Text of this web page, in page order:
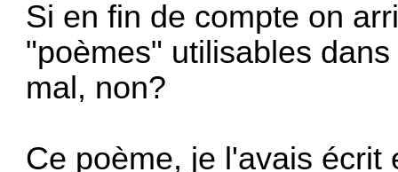
Si en fin de compte on
"poèmes" utilisables
mal, non?
Ce poème, je l'avais écrit